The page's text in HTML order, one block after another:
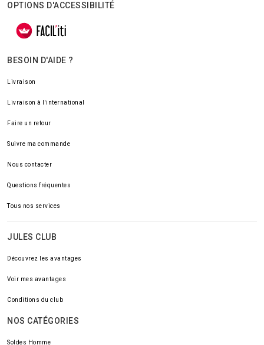
OPTIONS D'ACCESSIBILITÉ
BESOIN D'AIDE ?
Livraison
Livraison à l'international
Faire un retour
Suivre ma commande
Nous contacter
Questions fréquentes
Tous nos services
JULES CLUB
Découvrez les avantages
Voir mes avantages
Conditions du club
NOS CATÉGORIES
Soldes Homme